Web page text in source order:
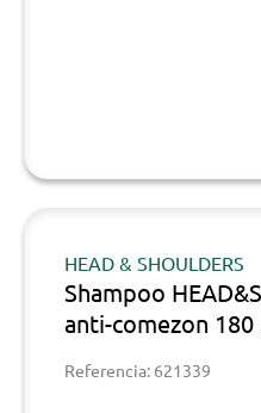
HEAD & SHOULDERS
Shampoo
anti-comezon 180
Referencia: 621339